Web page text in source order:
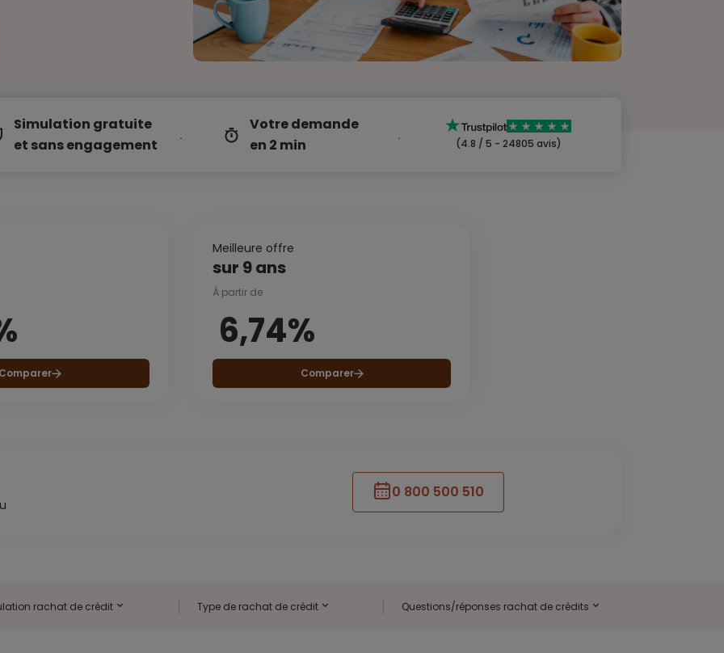
Simulation gratuite
et sans engagement
Votre demande
en 2 min
(4.8 / 5 - 24805 avis)
Comparer
Meilleure offre
sur 9 ans
À partir de
6,74%
Comparer
0 800 500 510
rachat de crédit Type de rachat de crédit Questions/réponses rachat de crédits